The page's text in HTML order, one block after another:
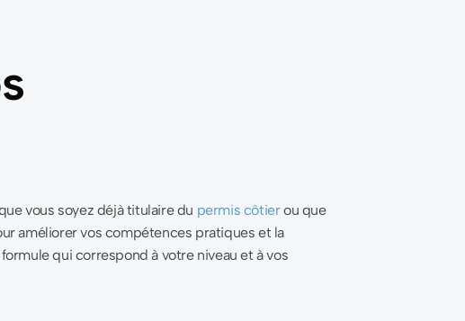
vous soyez déjà titulaire du permis côtierou que
améliorer vos compétences pratiques et la
qui correspond à votre niveau et à vos